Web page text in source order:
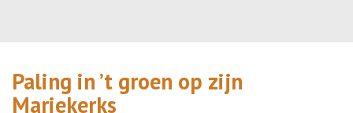
Paling in ’t groen op zijn
Mariekerks